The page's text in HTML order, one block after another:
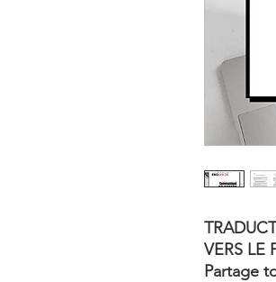
VERS LE
Partage